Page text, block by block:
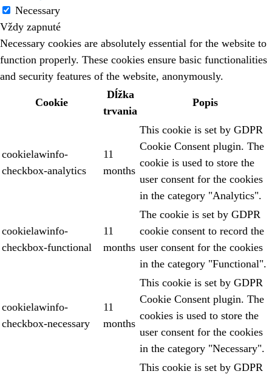
Necessary
Vždy zapnuté
Necessary cookies are absolutely essential for the website to
function properly. These cookies ensure basic functionalities
and security features of the website, anonymously.
Cookie
Dĺžka
trvania
Popis
cookielawinfo-
checkbox-analytics
11
months
This cookie is set by GDPR
Cookie Consent plugin. The
cookie is used to store the
user consent for the cookies
in the category "Analytics".
cookielawinfo-
checkbox-functional
11
months
The cookie is set by GDPR
cookie consent to record the
user consent for the cookies
in the category "Functional".
cookielawinfo-
checkbox-necessary
11
months
This cookie is set by GDPR
Cookie Consent plugin. The
cookies is used to store the
user consent for the cookies
in the category "Necessary".
This cookie is set by GDPR